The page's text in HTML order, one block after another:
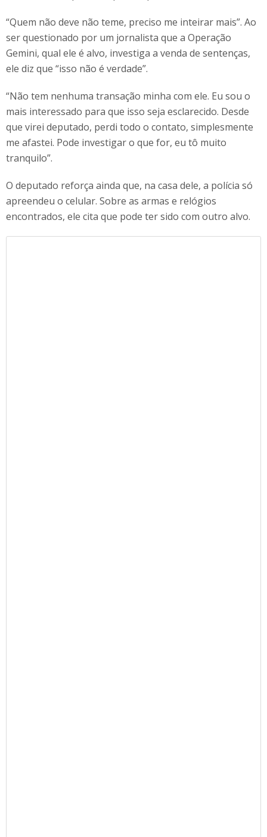
“Quem não deve não teme, preciso me inteirar mais”. Ao
ser questionado por um jornalista que a Operação
Gemini, qual ele é alvo, investiga a venda de sentenças,
ele diz que “isso não é verdade”.
“Não tem nenhuma transação minha com ele. Eu sou o
mais interessado para que isso seja esclarecido. Desde
que virei deputado, perdi todo o contato, simplesmente
me afastei. Pode investigar o que for, eu tô muito
tranquilo”.
O deputado reforça ainda que, na casa dele, a polícia só
apreendeu o celular. Sobre as armas e relógios
encontrados, ele cita que pode ter sido com outro alvo.